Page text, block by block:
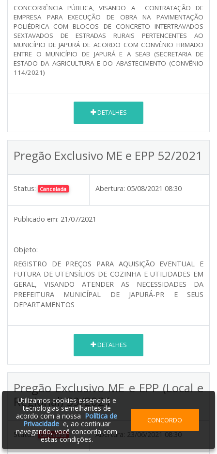
CONCORRÊNCIA PÚBLICA, VISANDO A CONTRATAÇÃO DE
EMPRESA PARA EXECUÇÃO DE OBRA NA PAVIMENTAÇÃO
POLIÉDRICA COM BLOCOS DE CONCRETO INTERTRAVADOS
SEXTAVADOS DE ESTRADAS RURAIS PERTENCENTES AO
MUNICÍPIO DE JAPURÁ DE ACORDO COM CONVÊNIO FIRMADO
ENTRE O MUNICÍPIO DE JAPURÁ E A SEAB (SECRETARIA DE
ESTADO DA AGRICULTURA E DO ABASTECIMENTO (CONVÊNIO
114/2021)
DETALHES
Pregão Exclusivo ME e EPP 52/2021
Status: Cancelada Abertura: 05/08/2021 08:30
Publicado em: 21/07/2021
Objeto:
REGISTRO DE PREÇOS PARA AQUISIÇÃO EVENTUAL E
FUTURA DE UTENSÍLIOS DE COZINHA E UTILIDADES EM
GERAL, VISANDO ATENDER AS NECESSIDADES DA
PREFEITURA MUNICÍPAL DE JAPURÁ-PR E SEUS
DEPARTAMENTOS
DETALHES
Pregão Exclusivo ME e EPP (Local e
Regional) 39/2021
Status: Cancelada Abertura: 23/06/2021 08:30
Utilizamos cookies essenciais e
tecnologias semelhantes de
acordo com a nossa Política de
Privacidadee, ao continuar
navegando, você concorda com
estas condições.
CONCORDO